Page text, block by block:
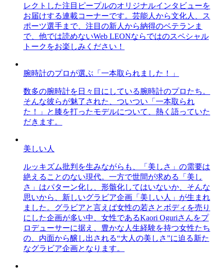
レクトした注目ピープルのオリジナルインタビューを
お届けする連載コーナーです。芸能人から文化人、ス
ポーツ選手まで、注目の新人から納得のベテランま
で、他では読めないWeb LEONならではのスペシャル
トークをお楽しみください！
腕時計のプロが選ぶ「一本取られました！」
数多の腕時計を日々目にしている腕時計のプロたち。
そんな彼らが魅了された、ついつい「一本取られ
た！」と膝を打ったモデルについて、熱く語っていた
だきます。
美しい人
ルッキズム批判を生みながらも、「美しさ」の需要は
絶えることのない現代。一方で世間が求める「美し
さ」はパターン化し、形骸化してはいないか、そんな
思いから、新しいグラビア企画「美しい人」が生まれ
ました。グラビアと言えば女性の若さとボディを売り
にした企画が多い中、女性であるKaori Oguriさんをプ
ロデューサーに据え、豊かな人生経験を持つ女性たち
の、内面から醸し出される“大人の美しさ”に迫る新た
なグラビア企画となります。